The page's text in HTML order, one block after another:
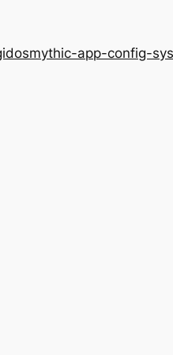
mythic-app-config-